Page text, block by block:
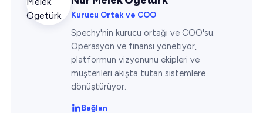
Kurucu Ortak ve COO
Spechy'nin kurucu ortağı ve COO'su.
Operasyon ve finansı yönetiyor,
platformun vizyonunu ekipleri ve
müşterileri akışta tutan sistemlere
dönüştürüyor.
Bağlan